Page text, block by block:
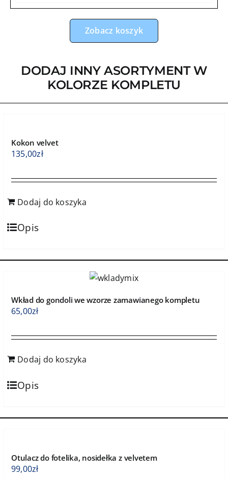
Zobacz koszyk
DODAJ INNY ASORTYMENT W
KOLORZE KOMPLETU
Kokon velvet
135,00zł
Dodaj do koszyka
Opis
Wkład do gondoli we wzorze zamawianego kompletu
65,00zł
Dodaj do koszyka
Opis
Otulacz do fotelika, nosidełka z velvetem
99,00zł